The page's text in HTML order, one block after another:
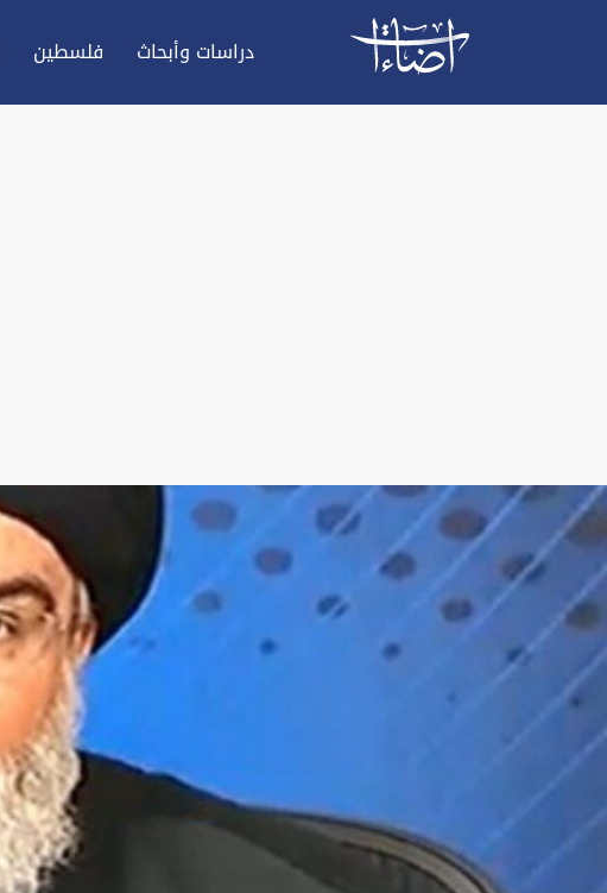
دراسات وأبحاث فلسطين